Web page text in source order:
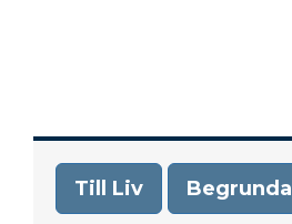
Till Liv Begrunda